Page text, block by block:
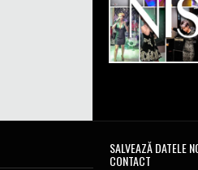
SALVEAZĂ DATELE
CONTACT